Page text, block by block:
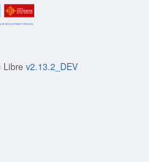
Libre v2.13.2_DEV